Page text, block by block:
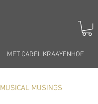
MET CAREL KRAAYENHOF
MUSICAL MUSINGS